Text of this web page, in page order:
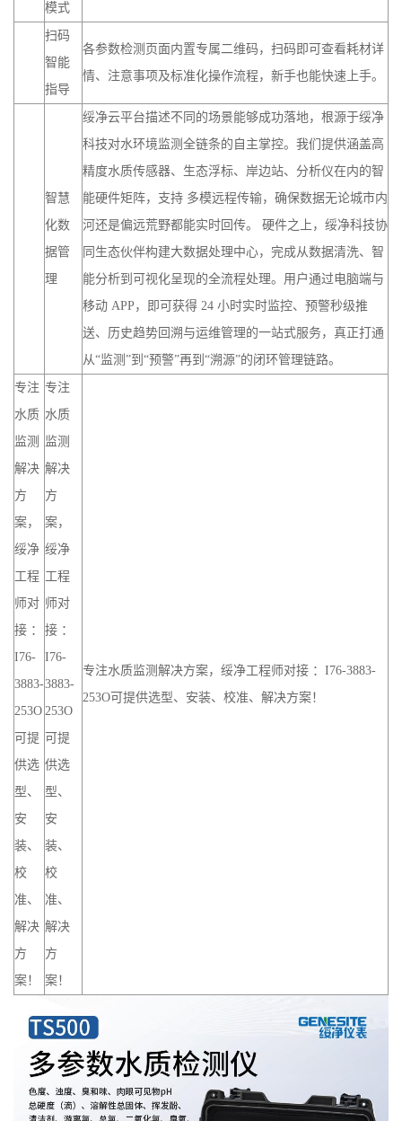
智能
指导
情、注意事项及标准化操作流程，新手也能快速上手。
据管
理
精度水质传感器、生态浮标、岸边站、分析仪在内的智
能硬件矩阵，支持 多模远程传输，确保数据无论城市内
河还是偏远荒野都能实时回传。 硬件之上，绥净科技协
同生态伙伴构建大数据处理中心，完成从数据清洗、智
能分析到可视化呈现的全流程处理。用户通过电脑端与
移动 APP，即可获得 24 小时实时监控、预警秒级推
送、历史趋势回溯与运维管理的一站式服务，真正打通
从“监测”到“预警”再到“溯源”的闭环管理链路。
监测
解决
方
案，
绥净
工程
师对
接 ：
I76-
3883-
253O
可提
供选
型、
安
装、
校
准、
解决
方
案！
监测
解决
方
案，
绥净
工程
师对
接 ：
I76-
3883-
253O
可提
供选
型、
安
装、
校
准、
解决
方
案！